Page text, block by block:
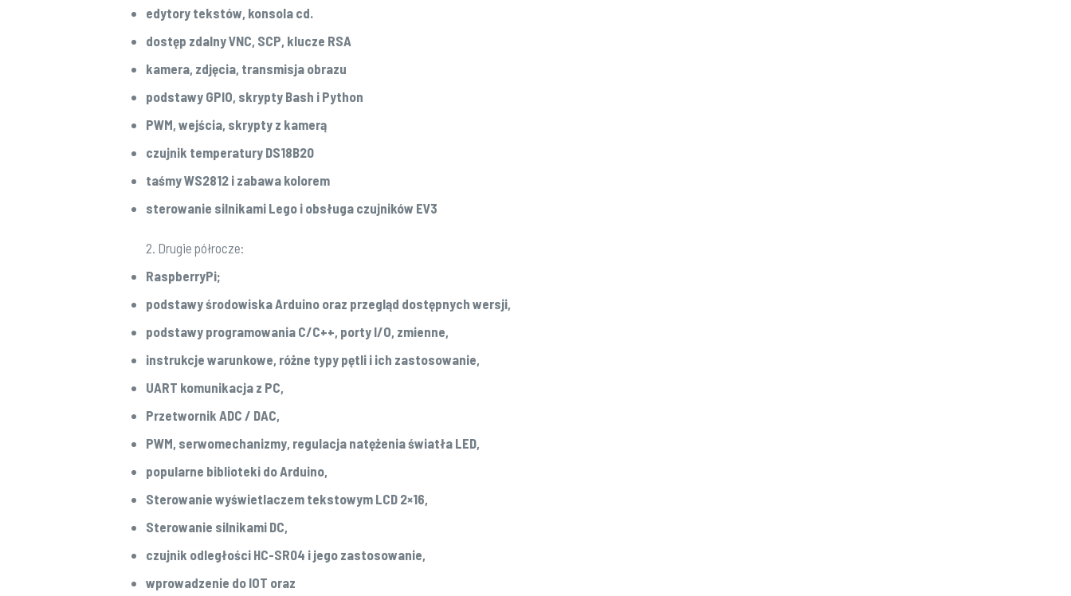
edytory tekstów, konsola cd.
dostęp zdalny VNC, SCP, klucze RSA
kamera, zdjęcia, transmisja obrazu
podstawy GPIO, skrypty Bash i Python
PWM, wejścia, skrypty z kamerą
czujnik temperatury DS18B20
taśmy WS2812 i zabawa kolorem
sterowanie silnikami Lego i obsługa czujników EV3
2. Drugie półrocze:
RaspberryPi;
podstawy środowiska Arduino oraz przegląd dostępnych wersji,
podstawy programowania C/C++, porty I/O, zmienne,
instrukcje warunkowe, różne typy pętli i ich zastosowanie,
UART komunikacja z PC,
Przetwornik ADC / DAC,
PWM, serwomechanizmy, regulacja natężenia światła LED,
popularne biblioteki do Arduino,
Sterowanie wyświetlaczem tekstowym LCD 2×16,
Sterowanie silnikami DC,
czujnik odległości HC-SR04 i jego zastosowanie,
wprowadzenie do IOT oraz